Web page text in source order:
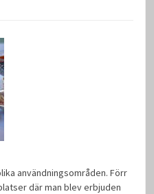
användningsområden. Förr
där man blev erbjuden